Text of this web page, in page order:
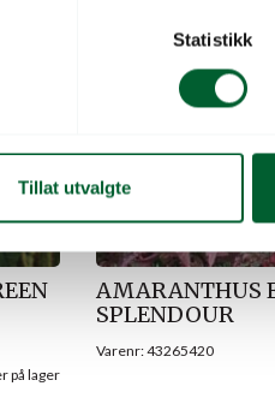
Statistikk
Tillat utvalgte
på lager
AMARANTHUS
SPLENDOUR
Varenr: 43265420